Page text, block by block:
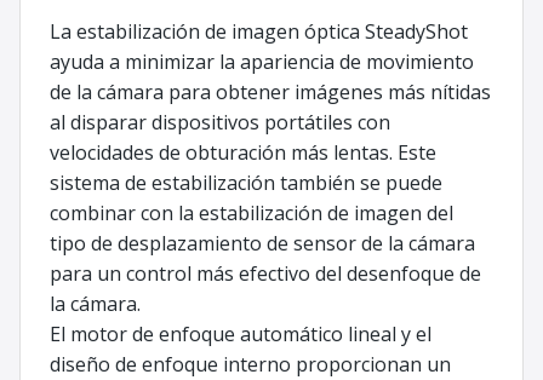
La estabilización de imagen óptica SteadyShot
ayuda a minimizar la apariencia de movimiento
de la cámara para obtener imágenes más nítidas
al disparar dispositivos portátiles con
velocidades de obturación más lentas. Este
sistema de estabilización también se puede
combinar con la estabilización de imagen del
tipo de desplazamiento de sensor de la cámara
para un control más efectivo del desenfoque de
la cámara.
El motor de enfoque automático lineal y el
diseño de enfoque interno proporcionan un